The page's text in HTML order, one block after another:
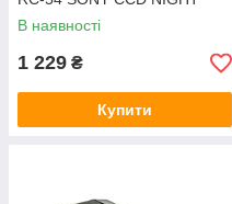
В наявності
1 229 ₴
Купити